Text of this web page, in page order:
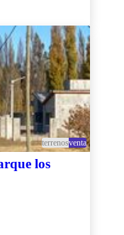
terrenosventa
los